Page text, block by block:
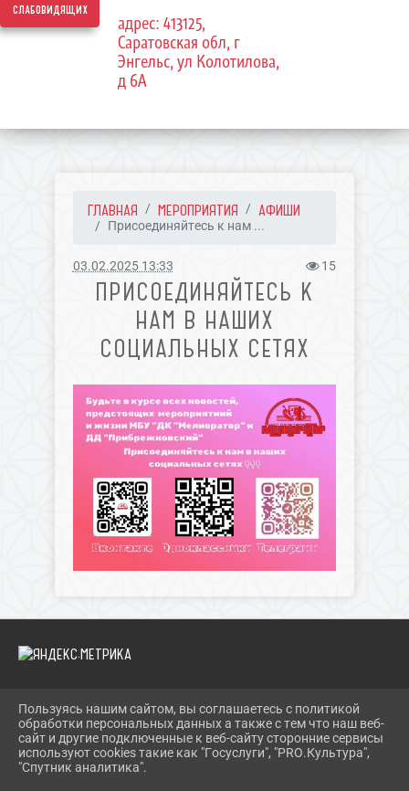
слабовидящих
адрес: 413125,
Саратовская обл, г
Энгельс, ул Колотилова,
д 6А
ГЛАВНАЯ МЕРОПРИЯТИЯ АФИШИ
Присоединяйтесь к нам ...
03.02.2025 13:33 15
ПРИСОЕДИНЯЙТЕСЬ К
НАМ В НАШИХ
СОЦИАЛЬНЫХ СЕТЯХ
2026 Г. ДКМЕЛИОРАТОР.РФ
ВХОД
КАРТА САЙТА
ПОЛИТИКА ОБРАБОТКИ ПЕРСОНАЛЬНЫХ ДАННЫХ
Пользуясь нашим сайтом, вы соглашаетесь с политикой
обработки персональных данных а также с тем что наш веб-
сайт и другие подключенные к веб-сайту сторонние сервисы
используют cookies такие как "Госуслуги", "PRO.Культура",
"Спутник аналитика".